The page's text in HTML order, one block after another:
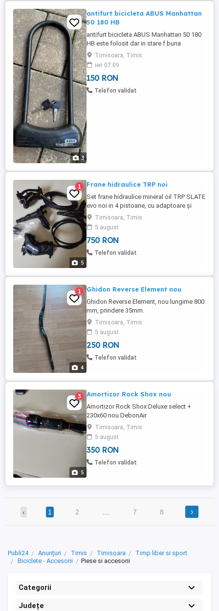
3
antifurt bicicleta ABUS Manhattan
50 180 HB
antifurt bicicleta ABUS Manhattan 50 180
HB este folosit dar in stare f buna
functioneaza ca nou. Pret fix 150 lei
predare in timisoara zona dambovita
Timisoara, Timis
ieri 07:09
150 RON
Telefon validat
5
1 Frane hidraulice TRP noi
Set frane hidraulice mineral oil TRP SLATE
evo noi in 4 pistoane, cu adaptoare și
șuruburi de prindere.
Timisoara, Timis
5 august
750 RON
Telefon validat
4
1 Ghidon Reverse Element nou
Ghidon Reverse Element, nou lungime 800
mm, prindere 35mm.
Timisoara, Timis
5 august
250 RON
Telefon validat
5
3 Amortizor Rock Shox nou
Amortizor Rock Shox Deluxe select +
230x60 nou DebonAir
Timisoara, Timis
5 august
350 RON
Telefon validat
‹ 1 2 7 8 ›
Publi24 Anunțuri Timis Timisoara
Timp liber si sport
Biciclete - Accesorii
Piese si accesorii
Categorii
Județe